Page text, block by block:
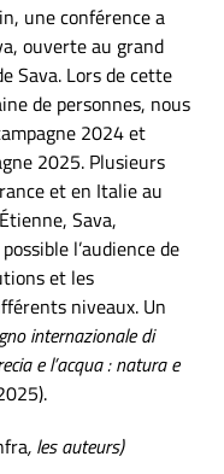
une conférence a
ouverte au grand
Sava. Lors de cette
de personnes, nous
2024 et
2025. Plusieurs
et en Italie au
Sava,
l’audience de
et les
niveaux. Un
internazionale di
e l’acqua : natura e
, les auteurs)